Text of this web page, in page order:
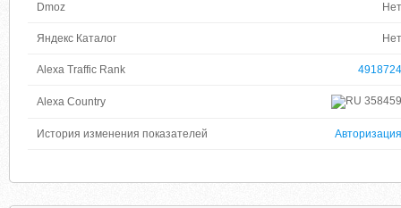
Dmoz Нет
Яндекс Каталог Нет
Alexa Traffic Rank 4918724
Alexa Country 358459
История изменения показателей Авторизация